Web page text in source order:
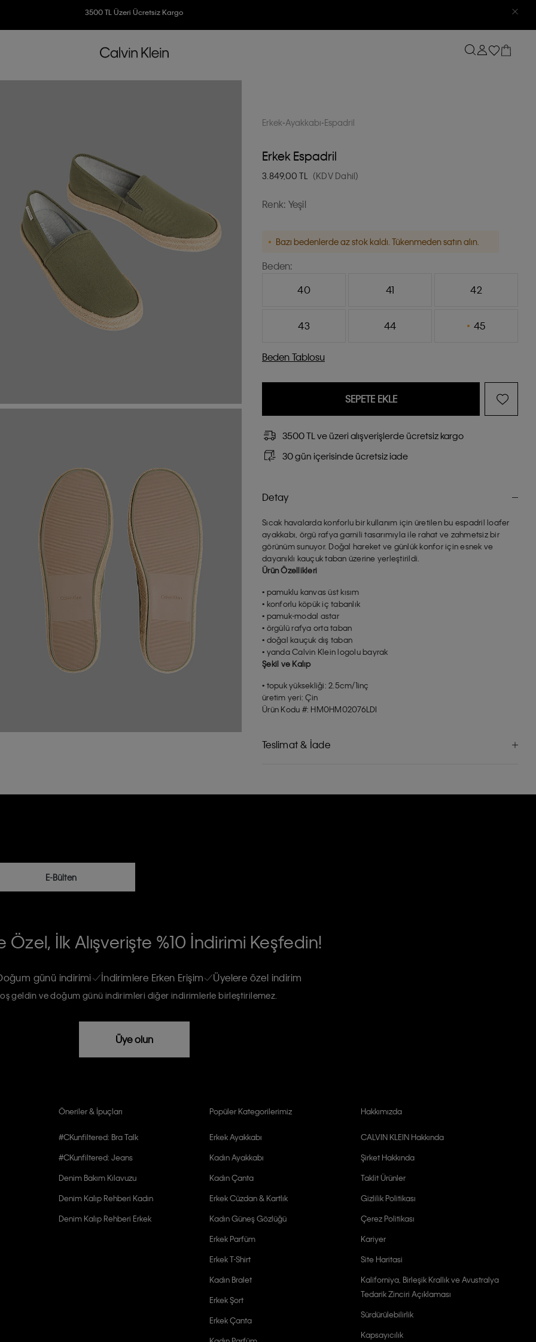
3500 TL Üzeri Ücretsiz Kargo
Erkek Ayakkabı Espadril
Erkek Espadril
3.849,00 TL (KDV Dahil)
Renk: Yeşil
Bazı bedenlerde az stok kaldı. Tükenmeden satın alın.
Beden:
40
41 42
43 44 45
Beden Tablosu
SEPETE EKLE
3500 TL ve üzeri alışverişlerde ücretsiz kargo
30 gün içerisinde ücretsiz iade
Detay
Sıcak havalarda konforlu bir kullanım için üretilen bu espadril loafer
ayakkabı, örgü rafya garnili tasarımıyla ile rahat ve zahmetsiz bir
görünüm sunuyor. Doğal hareket ve günlük konfor için esnek ve
dayanıklı kauçuk taban üzerine yerleştirildi.
Ürün Özellikleri
• pamuklu kanvas üst kısım
• konforlu köpük iç tabanlık
• pamuk-modal astar
• örgülü rafya orta taban
• doğal kauçuk dış taban
• yanda Calvin Klein logolu bayrak
Şekil ve Kalıp
• topuk yüksekliği: 2.5cm/1inç
üretim yeri: Çin
Ürün Kodu #: HM0HM02076LDI
Teslimat & İade
E-Bülten
ve güncel ürün,
Özel, İlk Alışverişte %10 İndirimi Keşfedin!
günü indirimi İndirimlere Erken Erişim Üyelere özel indirim
geldin ve doğum günü indirimleri diğer indirimlerle birleştirilemez.
Üye olun
Öneriler & İpuçları
#CKunfiltered: Bra Talk
#CKunfiltered: Jeans
Denim Bakım Kılavuzu
Denim Kalıp Rehberi Kadın
Denim Kalıp Rehberi Erkek
Popüler Kategorilerimiz
Erkek Ayakkabı
Kadın Ayakkabı
Kadın Çanta
Erkek Cüzdan & Kartlık
Kadın Güneş Gözlüğü
Erkek Parfüm
Erkek T-Shirt
Kadın Bralet
Erkek Şort
Erkek Çanta
Hakkımızda
CALVIN KLEIN Hakkında
Şirket Hakkında
Taklit Ürünler
Gizlilik Politikası
Çerez Politikası
Kariyer
Site Haritasi
Kaliforniya, Birleşik Krallık ve Avustralya
Tedarik Zinciri Açıklaması
Sürdürülebilirlik
Kapsayıcılık